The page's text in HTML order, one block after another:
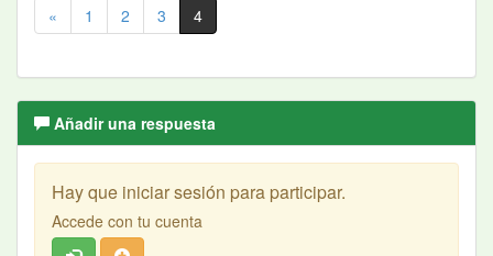
« 1 2 3 4
Añadir una respuesta
Hay que iniciar sesión para participar.
Accede con tu cuenta